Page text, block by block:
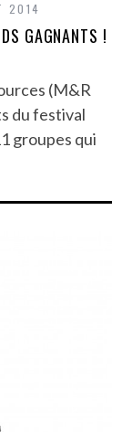
2014
GAGNANTS !
(M&R
du festival
groupes qui